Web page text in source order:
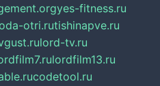
yes-fitness.ru
otri.rutishinapve.ru
lord-tv.ru
lordfilm13.ru
codetool.ru